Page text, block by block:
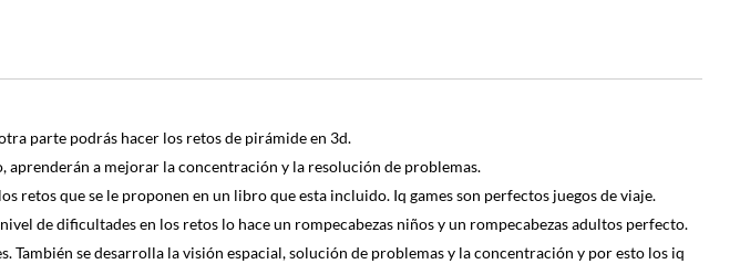
parte podrás hacer los retos de pirámide en 3d.
aprenderán a mejorar la concentración y la resolución de problemas.
retos que se le proponen en un libro que esta incluido. Iq games son perfectos juegos de viaje.
de dificultades en los retos lo hace un rompecabezas niños y un rompecabezas adultos perfecto.
se desarrolla la visión espacial, solución de problemas y la concentración y por esto los iq